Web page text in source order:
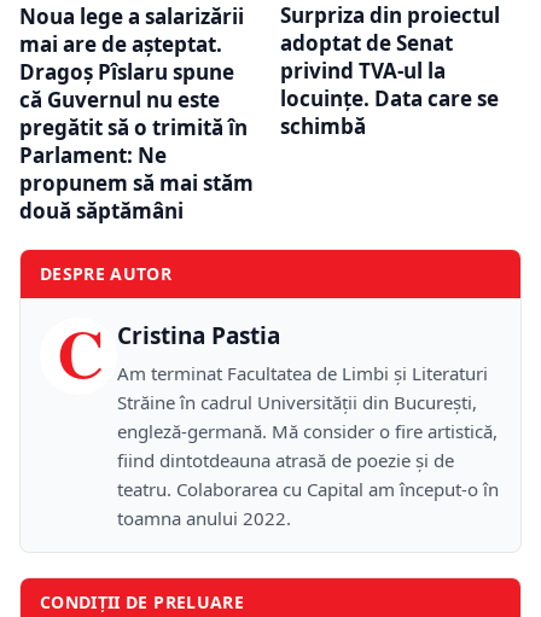
Noua lege a salarizării
mai are de așteptat.
Dragoș Pîslaru spune
că Guvernul nu este
pregătit să o trimită în
Parlament: Ne
propunem să mai stăm
două săptămâni
Surpriza din proiectul
adoptat de Senat
privind TVA-ul la
locuințe. Data care se
schimbă
DESPRE AUTOR
C Cristina Pastia
Am terminat Facultatea de Limbi și Literaturi
Străine în cadrul Universității din București,
engleză-germană. Mă consider o fire artistică,
fiind dintotdeauna atrasă de poezie și de
teatru. Colaborarea cu Capital am început-o în
toamna anului 2022.
CONDIȚII DE PRELUARE